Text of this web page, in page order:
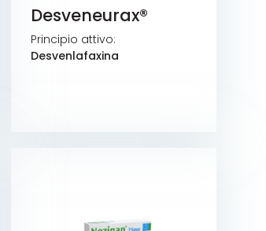
Desveneurax®
Principio attivo:
Desvenlafaxina